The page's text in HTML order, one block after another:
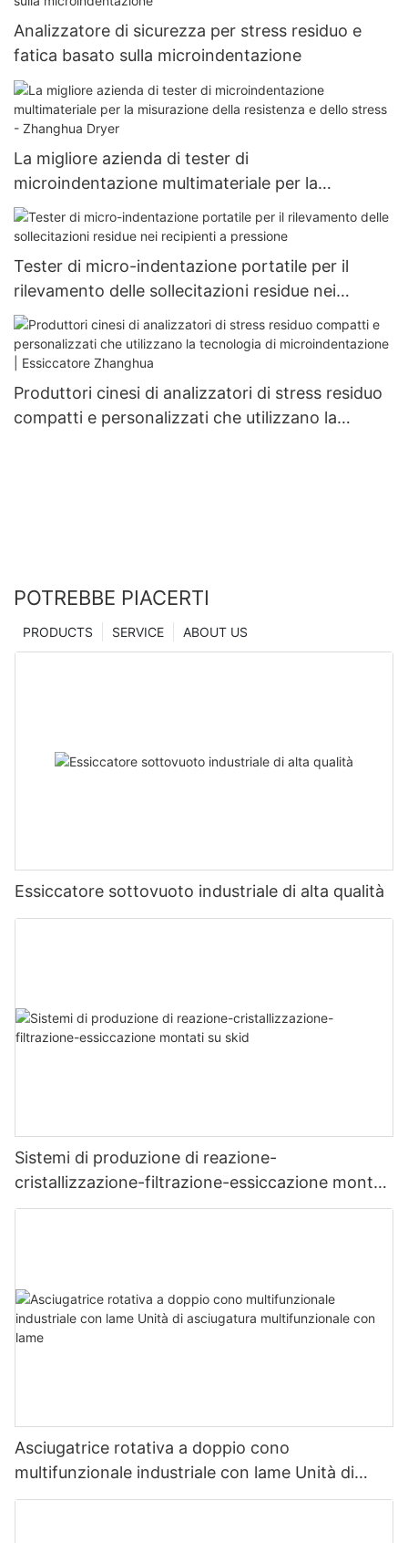
Analizzatore di sicurezza per stress residuo e
fatica basato sulla microindentazione
La migliore azienda di tester di
microindentazione multimateriale per la
misurazione della resistenza e dello stress -
Zhanghua Dryer
Tester di micro-indentazione portatile per il
rilevamento delle sollecitazioni residue nei
recipienti a pressione
Produttori cinesi di analizzatori di stress residuo
compatti e personalizzati che utilizzano la
POTREBBE PIACERTI
ABOUT US
SERVICE
PRODUCTS
Essiccatore sottovuoto industriale di alta qualità
Sistemi di produzione di reazione-
cristallizzazione-filtrazione-essiccazione montati
su skid
Asciugatrice rotativa a doppio cono
multifunzionale industriale con lame Unità di
asciugatura multifunzionale con lame